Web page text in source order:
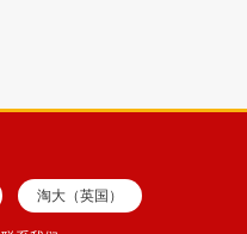
淘大（英国）